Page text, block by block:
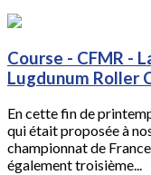
Course - CFMR -
Lugdunum Roller
En cette fin de
qui était proposée à
championnat de
également troisième...